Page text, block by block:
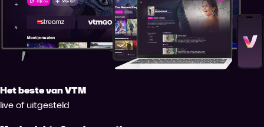
Het beste van VTM
live of uitgesteld